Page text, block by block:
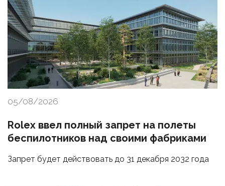
05/08/2026
Rolex ввел полный запрет на полеты
беспилотников над своими фабриками
Запрет будет действовать до 31 декабря 2032 года